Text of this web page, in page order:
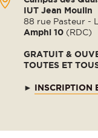
IUT Jean Moulin
88 rue Pasteur -
Amphi 10 (RDC)
GRATUIT &
TOUTES ET
► INSCRIPTION